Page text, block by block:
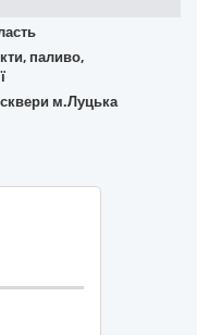
паливо,
сквери м.Луцька